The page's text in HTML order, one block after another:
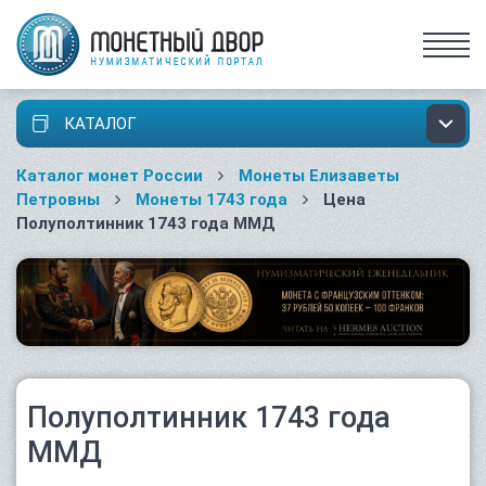
КАТАЛОГ
Каталог монет России
Монеты Елизаветы
Петровны
Монеты 1743 года
Цена
Полуполтинник 1743 года ММД
Полуполтинник 1743 года
ММД